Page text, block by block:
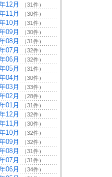
12月 （31件）
11月 （30件）
10月 （31件）
09月 （30件）
08月 （31件）
07月 （32件）
06月 （32件）
05月 （31件）
04月 （30件）
03月 （33件）
02月 （28件）
01月 （31件）
12月 （32件）
11月 （30件）
10月 （32件）
09月 （32件）
08月 （31件）
07月 （31件）
06月 （34件）